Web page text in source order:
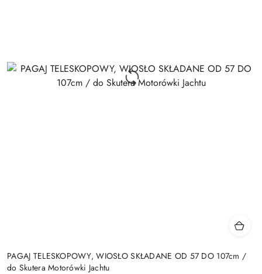
PAGAJ TELESKOPOWY, WIOSŁO SKŁADANE OD 57 DO 107cm /
do Skutera Motorówki Jachtu